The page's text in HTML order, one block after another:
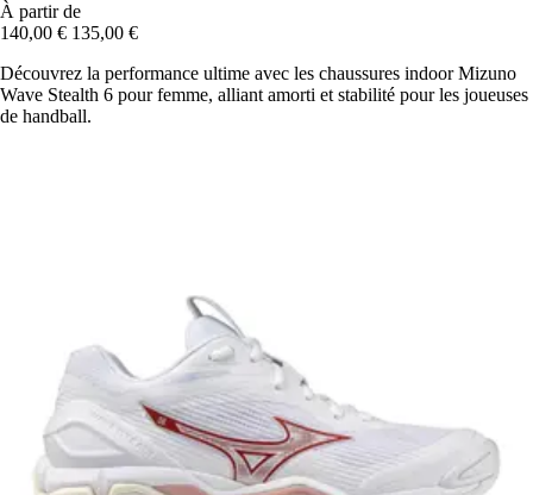
À partir de
140,00 € 135,00 €
Découvrez la performance ultime avec les chaussures indoor Mizuno
Wave Stealth 6 pour femme, alliant amorti et stabilité pour les joueuses
de handball.